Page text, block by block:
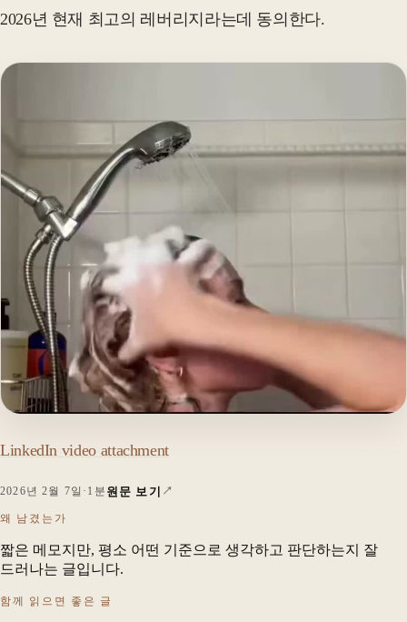
2026년 현재 최고의 레버리지라는데 동의한다.
LinkedIn video attachment
2026년 2월 7일 · 1분 원문 보기
왜 남겼는가
짧은 메모지만, 평소 어떤 기준으로 생각하고 판단하는지 잘
드러나는 글입니다.
함께 읽으면 좋은 글